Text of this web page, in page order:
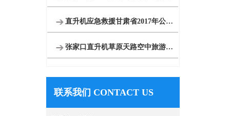
直升机应急救援甘肃省2017年公路交通地震应急开启
张家口直升机草原天路空中旅游正式开启
联系我们 CONTACT US